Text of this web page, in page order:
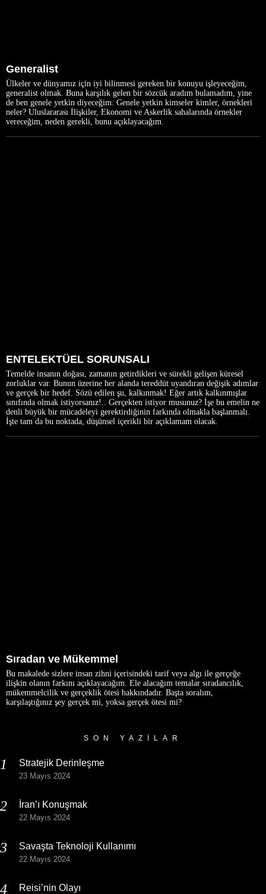
Generalist
Ülkeler ve dünyamız için iyi bilinmesi gereken bir konuyu işleyeceğim,
generalist olmak. Buna karşılık gelen bir sözcük aradım bulamadım, yine
de ben genele yetkin diyeceğim. Genele yetkin kimseler kimler, örnekleri
neler? Uluslararası İlişkiler, Ekonomi ve Askerlik sahalarında örnekler
vereceğim, neden gerekli, bunu açıklayacağım.
ENTELEKTÜEL SORUNSALI
Temelde insanın doğası, zamanın getirdikleri ve sürekli gelişen küresel
zorluklar var. Bunun üzerine her alanda tereddüt uyandıran değişik adımlar
ve gerçek bir hedef. Sözü edilen şu, kalkınmak! Eğer artık kalkınmışlar
sınıfında olmak istiyorsanız!.. Gerçekten istiyor musunuz? İşe bu emelin ne
denli büyük bir mücadeleyi gerektirdiğinin farkında olmakla başlanmalı.
İşte tam da bu noktada, düşünsel içerikli bir açıklamam olacak.
Sıradan ve Mükemmel
Bu makalede sizlere insan zihni içerisindeki tarif veya algı ile gerçeğe
ilişkin olanın farkını açıklayacağım. Ele alacağım temalar sıradancılık,
mükemmelcilik ve gerçeklik ötesi hakkındadır. Başta soralım,
karşılaştığınız şey gerçek mi, yoksa gerçek ötesi mi?
SON YAZILAR
Stratejik Derinleşme
23 Mayıs 2024
İran’ı Konuşmak
22 Mayıs 2024
Savaşta Teknoloji Kullanımı
22 Mayıs 2024
Reisi’nin Olayı